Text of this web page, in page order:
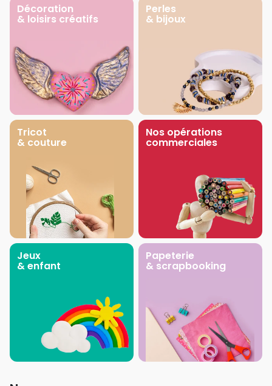
Décoration
& loisirs créatifs
Perles
& bijoux
Tricot
& couture
Nos opérations
commerciales
Jeux
& enfant
Papeterie
& scrapbooking